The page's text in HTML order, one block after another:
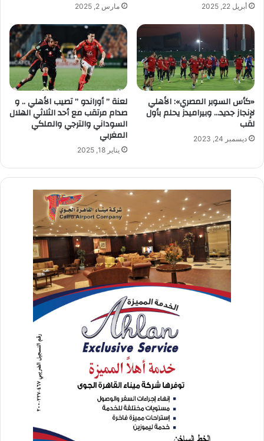
أبريل 22, 2025 مارس 2, 2025
«كأس السوبر المصري»: الأهلي
لإنجاز جديد… وبيراميدز يحلم بأول
لقب
ديسمبر 24, 2023
لعنة ” أوراندو ” تصيب الأهلي .. و
صدام مرتقب مع أحد الثلاثي الهلال
السوداني والترجي والملكي
المغربي
يناير 18, 2025